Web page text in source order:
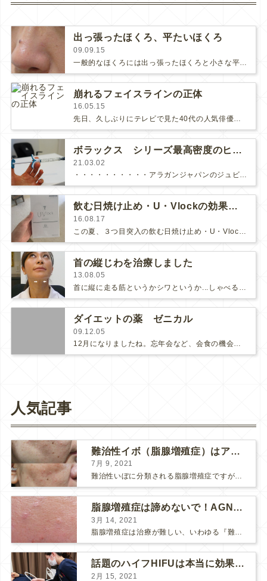
出っ張ったほくろ、平たいほくろ
09.09.15
崩れるフェイスラインの正体
16.05.15
先日、久しぶりにテレビで見た40代の人気俳優さん。相変わらずカッコいいんだけどなんとなく老けてしまった印象がありました。その一…
ボラックス シリーズ最高密度のヒアルロン酸が発売に
21.03.02
・・・・・・・・・・アラガンジャパンのジュビダームビスタ®︎バイクロスシリーズで最も密度が高くて硬い製剤、ボラックスが販売開始にな…
飲む日焼け止め・U・Vlockの効果★実感大！
16.08.17
首の縦じわを治療しました
13.08.05
首に縦に走る筋というかシワというか...しゃべるときに特に目立つのですが、これが見え始めると年齢を感じてしまいます。首の治療は…
ダイエットの薬 ゼニカル
09.12.05
12月になりましたね。忘年会など、会食の機会が増えて、食べ過ぎていらっしゃいませんか？私はもう大変！顔に一番出やすいので、ポ…
人気記事
難治性イボ（脂腺増殖症）はアグネスAGNESが効果的です！
7月 9, 2021
難治性いぼに分類される脂腺増殖症ですが、脂腺増殖症はAGNESアグネスにとても良く反応して、きれいに治すことができます。 ↑ 脂腺増殖症をアグネスAGNESで３回治療した1ヶ月後の写真です。...
脂腺増殖症は諦めないで！AGNESアグネス治療でツルツル肌に！
3月 14, 2021
脂腺増殖症は治療が難しい、いわゆる『難治性イボ』です。 脂腺増殖症でググると、治療法として液体窒素、メスやパンチングによる外科的切除、炭酸ガスレーザーなどが出て来ますが、実際のところ、液体窒...
話題のハイフHIFUは本当に効果があるのか？
2月 15, 2021